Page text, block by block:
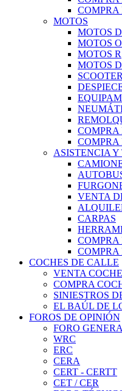
COMPRA
MOTOS
MOTOS
MOTOS
MOTOS R
MOTOS
COMPRA
COMPRA
ASISTENCIA Y
VENTA
CARPAS
COMPRA
COMPRA
COCHES DE CALLE
VENTA
COMPRA
SINIESTROS
EL BAÚL DE
FOROS DE OPINIÓN
FORO
WRC
ERC
CERA
CERT - CERTT
CET / CER